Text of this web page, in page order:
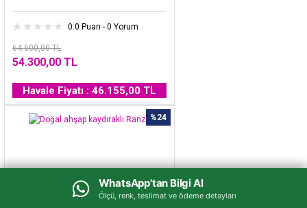
WhatsApp'tan Bilgi Al
Ölçü, renk, teslimat ve ödeme detayları
0.0 Puan - 0 Yorum
64.600,00 TL
54.300,00 TL
Havale Fiyatı : 46.155,00 TL
%24
WhatsApp'tan Bilgi Al
Ölçü, renk, teslimat ve ödeme detayları